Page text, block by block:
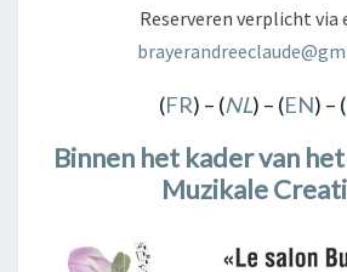
Reserveren verplicht via
(FR) – (NL) – (EN) – (
Binnen het kader van
Muzikale